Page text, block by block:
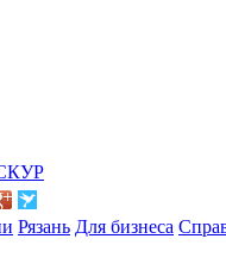
Рязань Для бизнеса